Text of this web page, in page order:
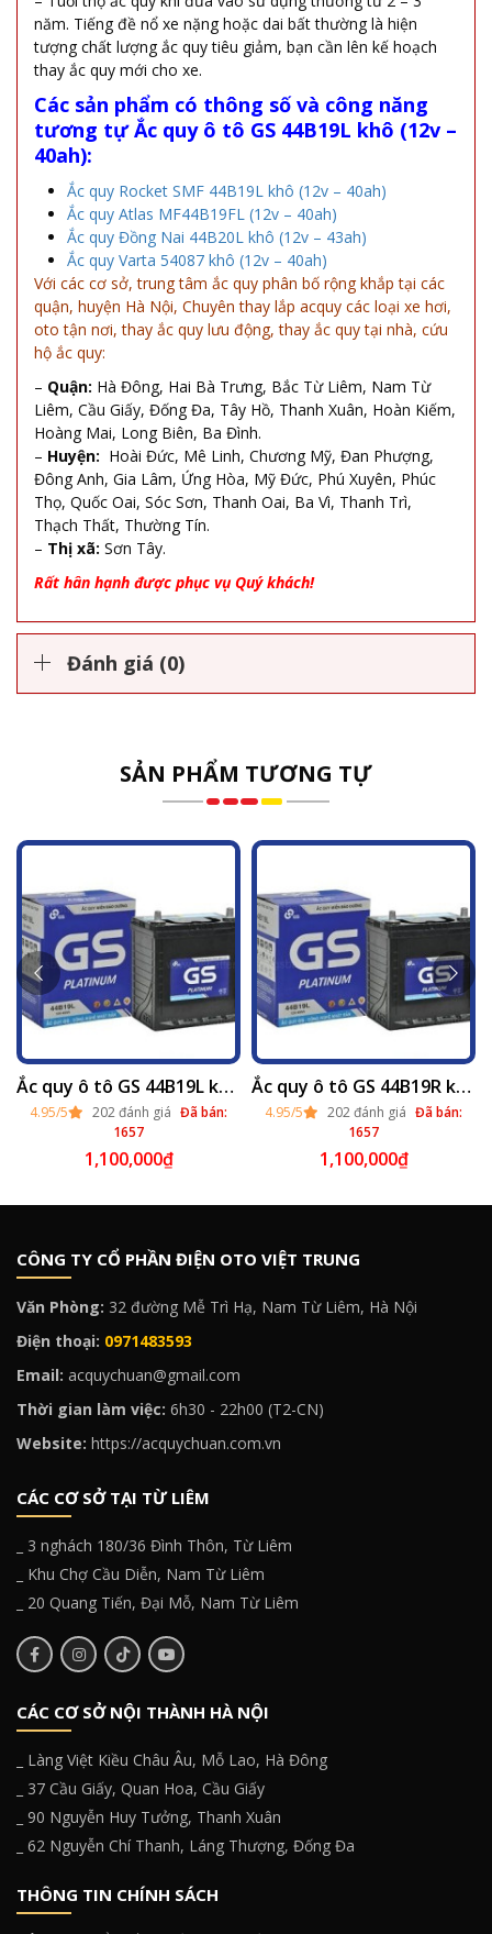
năm. Tiếng đề nổ xe nặng hoặc dai bất thường là hiện
tượng chất lượng ắc quy tiêu giảm, bạn cần lên kế hoạch
thay ắc quy mới cho xe.
Các sản phẩm có thông số và công năng
tương tựẮc quy ô tô GS 44B19L khô (12v –
40ah):
Ắc quy Rocket SMF 44B19L khô (12v – 40ah)
Ắc quy Atlas MF44B19FL (12v – 40ah)
Ắc quy Đồng Nai 44B20L khô (12v – 43ah)
Ắc quy Varta 54087 khô (12v – 40ah)
Với các cơ sở, trung tâm ắc quy phân bố rộng khắp tại các
quận, huyện Hà Nội, Chuyên thay lắp acquy các loại xe hơi,
oto tận nơi, thay ắc quy lưu động, thay ắc quy tại nhà, cứu
hộ ắc quy:
– Quận: Hà Đông, Hai Bà Trưng, Bắc Từ Liêm, Nam Từ
Liêm, Cầu Giấy, Đống Đa, Tây Hồ, Thanh Xuân, Hoàn Kiếm,
Hoàng Mai, Long Biên, Ba Đình.
– Huyện: Hoài Đức, Mê Linh, Chương Mỹ, Đan Phượng,
Đông Anh, Gia Lâm, Ứng Hòa, Mỹ Đức, Phú Xuyên, Phúc
Thọ, Quốc Oai, Sóc Sơn, Thanh Oai, Ba Vì, Thanh Trì,
Thạch Thất, Thường Tín.
– Thị xã: Sơn Tây.
Rất hân hạnh được phục vụ Quý khách!
Đánh giá (0)
SẢN PHẨM TƯƠNG TỰ
Ắc quy ô tô GS 44B19L khô (12v - 40ah) thay lắp tại Hà Nội 2025
4.95/5 202 đánh giá Đã bán:
1657
1,100,000₫
Ắc quy ô tô GS 44B19R khô (12v - 40ah) thay lắp tại Hà Nội 2025
4.95/5 202 đánh giá Đã bán:
1657
1,100,000₫
CÔNG TY CỔ PHẦN ĐIỆN OTO VIỆT TRUNG
Văn Phòng: 32 đường Mễ Trì Hạ, Nam Từ Liêm, Hà Nội
Điện thoại: 0971483593
Email: acquychuan@gmail.com
Thời gian làm việc: 6h30 - 22h00 (T2-CN)
Website: https://acquychuan.com.vn
CÁC CƠ SỞ TẠI TỪ LIÊM
_ 3 nghách 180/36 Đình Thôn, Từ Liêm
_ Khu Chợ Cầu Diễn, Nam Từ Liêm
_ 20 Quang Tiến, Đại Mỗ, Nam Từ Liêm
CÁC CƠ SỞ NỘI THÀNH HÀ NỘI
_ Làng Việt Kiều Châu Âu, Mỗ Lao, Hà Đông
_ 37 Cầu Giấy, Quan Hoa, Cầu Giấy
_ 90 Nguyễn Huy Tưởng, Thanh Xuân
_ 62 Nguyễn Chí Thanh, Láng Thượng, Đống Đa
THÔNG TIN CHÍNH SÁCH